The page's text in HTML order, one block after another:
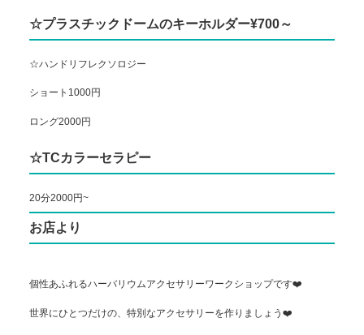
☆プラスチックドームのキーホルダー¥700～
☆ハンドリフレクソロジー
ショート1000円
ロング2000円
☆TCカラーセラピー
20分2000円~
お店より
個性あふれるハーバリウムアクセサリーワークショップです❤️
世界にひとつだけの、特別なアクセサリーを作りましょう❤️